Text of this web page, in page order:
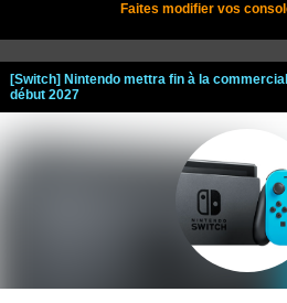
Faites modifier vos
[Switch] Nintendo mettra fin à la
début 2027